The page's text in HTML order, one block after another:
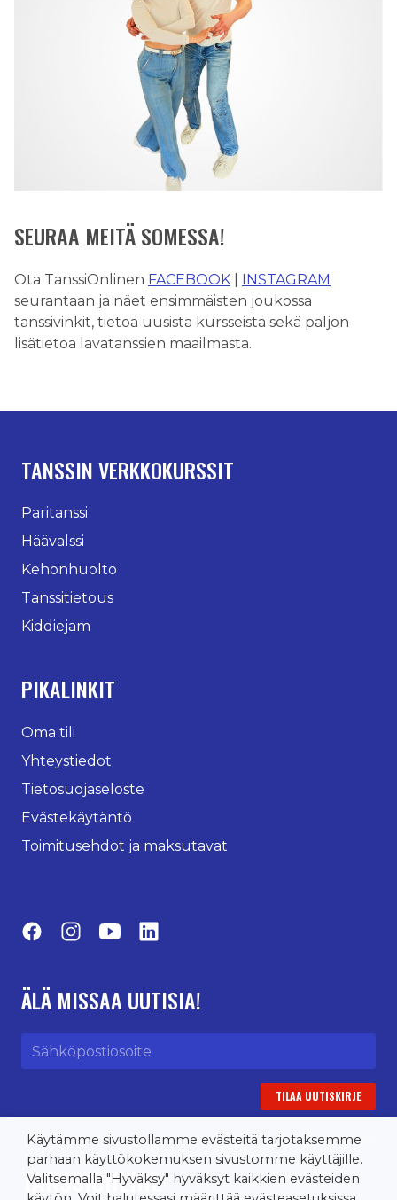
SEURAA MEITÄ SOMESSA!
Ota TanssiOnlinen FACEBOOK
INSTAGRAM
seurantaan ja näet ensimmäisten joukossa
tanssivinkit, tietoa uusista kursseista sekä paljon
lisätietoa lavatanssien maailmasta.
TANSSIN VERKKOKURSSIT
Paritanssi
Häävalssi
Kehonhuolto
Tanssitietous
Kiddiejam
PIKALINKIT
Oma tili
Yhteystiedot
Tietosuojaseloste
Evästekäytäntö
Toimitusehdot ja maksutavat
FacebookInstagramYouTube
ÄLÄ MISSAA UUTISIA!
Sähköpostiosoite
TANSSIONLINE
Käytämme sivustollamme evästeitä tarjotaksemme
parhaan käyttökokemuksen sivustomme käyttäjille.
Valitsemalla "Hyväksy" hyväksyt kaikkien evästeiden